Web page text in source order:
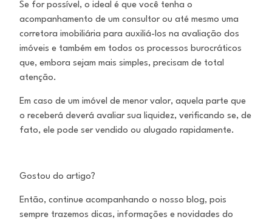
Se for possível, o ideal é que você tenha o
acompanhamento de um consultor ou até mesmo uma
corretora imobiliária para auxiliá-los na avaliação dos
imóveis e também em todos os processos burocráticos
que, embora sejam mais simples, precisam de total
atenção.
Em caso de um imóvel de menor valor, aquela parte que
o receberá deverá avaliar sua liquidez, verificando se, de
fato, ele pode ser vendido ou alugado rapidamente.
Gostou do artigo?
Então, continue acompanhando o nosso blog, pois
sempre trazemos dicas, informações e novidades do